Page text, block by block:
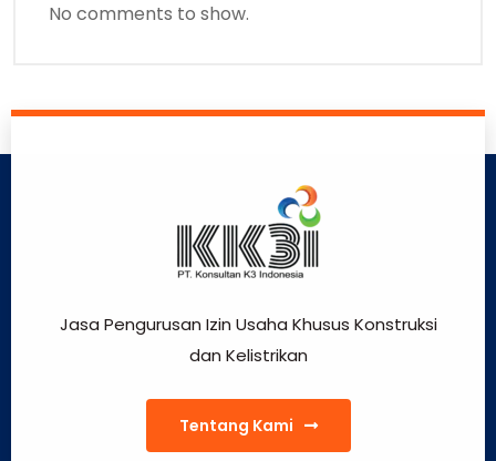
No comments to show.
Jasa Pengurusan Izin Usaha Khusus Konstruksi
dan Kelistrikan
Tentang Kami